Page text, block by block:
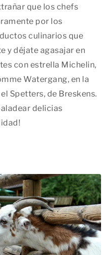
que los chefs
por los
culinarios que
y déjate agasajar en
con estrella Michelin,
Watergang, en la
Spetters, de Breskens.
delicias